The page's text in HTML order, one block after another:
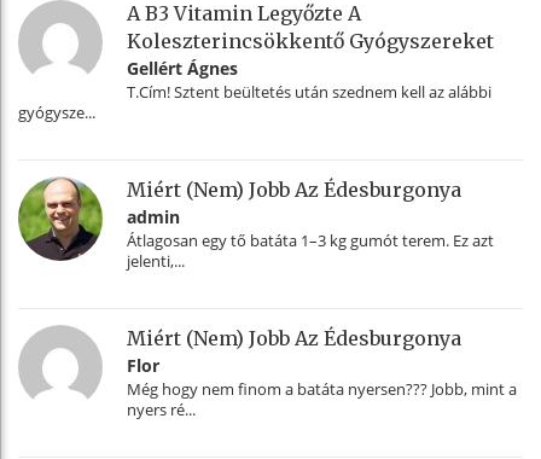
A B3 Vitamin Legyőzte A
Koleszterincsökkentő Gyógyszereket
Gellért Ágnes
T.Cím! Sztent beültetés után szednem kell az alábbi
gyógysze...
Miért (nem) Jobb Az Édesburgonya
admin
Átlagosan egy tő batáta 1–3 kg gumót terem. Ez azt
jelenti,...
Miért (nem) Jobb Az Édesburgonya
Flor
Még hogy nem finom a batáta nyersen??? Jobb, mint a
nyers ré...